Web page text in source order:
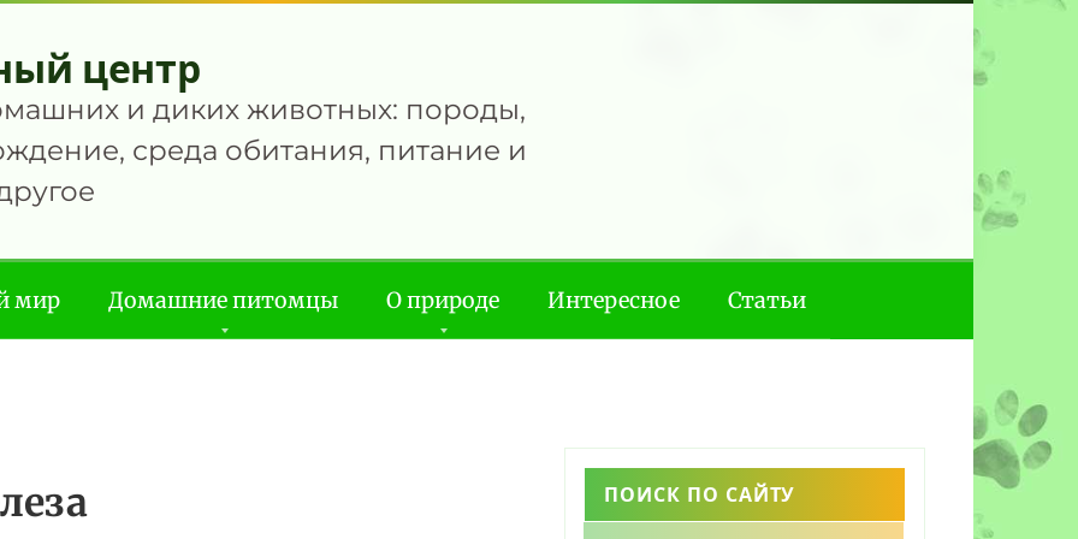
центр
и диких животных: породы,
среда обитания, питание и
мир Домашние питомцы О природе Интересное Статьи
ПОИСК ПО САЙТУ